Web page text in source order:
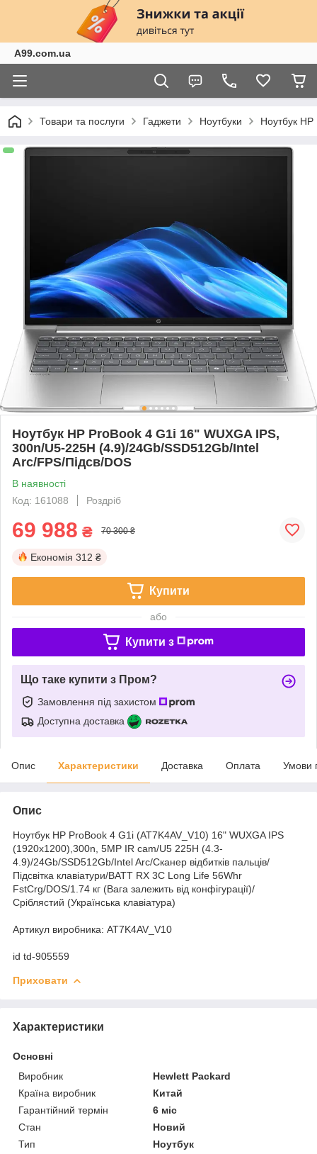
A99.com.ua
Товари та послуги Гаджети Ноутбуки Ноутбук
Ноутбук HP ProBook 4 G1i 16" WUXGA IPS,
300n/U5-225H (4.9)/24Gb/SSD512Gb/Intel
Arc/FPS/Підсв/DOS
В наявності
Код: 161088
Роздріб
69 988 ₴ 70 300 ₴
Економія 312 ₴
Купити
або
Купити з
Що таке купити з Пром?
Замовлення під захистом
Доступна доставка
Опис Характеристики Доставка Оплата Умови
Опис
Ноутбук HP ProBook 4 G1i (AT7K4AV_V10) 16" WUXGA IPS
(1920x1200),300n, 5MP IR cam/U5 225H (4.3-
4.9)/24Gb/SSD512Gb/Intel Arc/Сканер відбитків пальців/
Підсвітка клавіатури/BATT RX 3C Long Life 56Whr
FstCrg/DOS/1.74 кг (Вага залежить від конфігурації)/
Сріблястий (Українська клавіатура)
Артикул виробника: AT7K4AV_V10
id td-905559
Приховати
Характеристики
Основні
Виробник
Hewlett Packard
Країна виробник
Китай
Гарантійний термін
6 міс
Стан
Новий
Тип
Ноутбук